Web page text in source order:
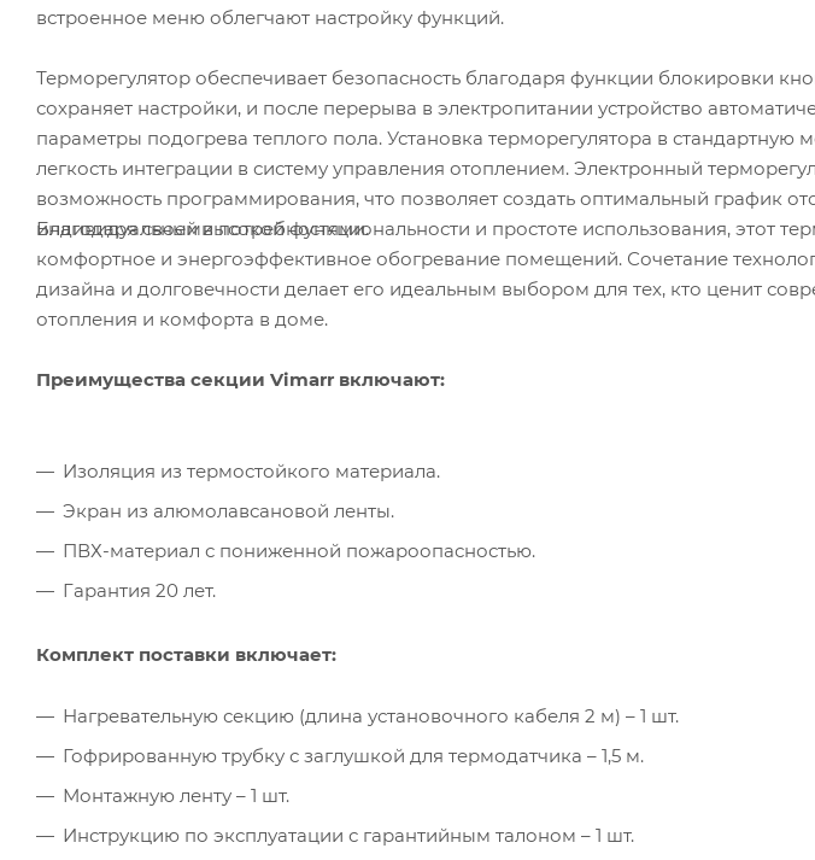
встроенное меню облегчают настройку функций.
Терморегулятор обеспечивает безопасность благодаря функции блокировки
сохраняет настройки, и после перерыва в электропитании устройство
параметры подогрева теплого пола. Установка терморегулятора в стандартную
легкость интеграции в систему управления отоплением. Электронный
возможность программирования, что позволяет создать оптимальный график
индивидуальными потребностями.
Благодаря своей высокой функциональности и простоте использования, этот
комфортное и энергоэффективное обогревание помещений. Сочетание
дизайна и долговечности делает его идеальным выбором для тех, кто ценит
отопления и комфорта в доме.
Преимущества секции Vimarr включают:
Изоляция из термостойкого материала.
Экран из алюмолавсановой ленты.
ПВХ-материал с пониженной пожароопасностью.
Гарантия 20 лет.
Комплект поставки включает:
Нагревательную секцию (длина установочного кабеля 2 м) – 1 шт.
Гофрированную трубку с заглушкой для термодатчика – 1,5 м.
Монтажную ленту – 1 шт.
Инструкцию по эксплуатации с гарантийным талоном – 1 шт.